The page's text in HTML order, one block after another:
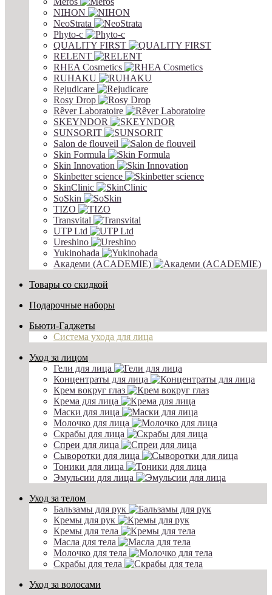
NIHON
NeoStrata
Phyto-c
QUALITY FIRST
RELENT
RHEA Cosmetics
RUHAKU
Rejudicare
Rosy Drop
Rêver Laboratoire
SKEYNDOR
SUNSORIT
Salon de flouveil
Skin Formula
Skin Innovation
Skinbetter science
SkinСlinic
SoSkin
TIZO
Transvital
UTP Ltd
Ureshino
Yukinohada
Академи (ACADEMIE)
Товары со скидкой
Подарочные наборы
Бьюти-Гаджеты
Система ухода для лица
Уход за лицом
Гели для лица
Концентраты для лица
Крем вокруг глаз
Крема для лица
Маски для лица
Молочко для лица
Скрабы для лица
Спреи для лица
Сыворотки для лица
Тоники для лица
Эмульсии для лица
Уход за телом
Бальзамы для рук
Кремы для рук
Кремы для тела
Масла для тела
Молочко для тела
Скрабы для тела
Уход за волосами